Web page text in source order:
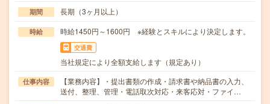
期間 長期（3ヶ月以上）
時給 時給1450円～1600円 ※経験とスキルにより決定します。
交通費
当社規定により全額支給します（規定あり）
仕事内容
【業務内容】・提出書類の作成・請求書や納品書の入力、
送付、整理、管理・電話取次対応・来客応対・ファイ…